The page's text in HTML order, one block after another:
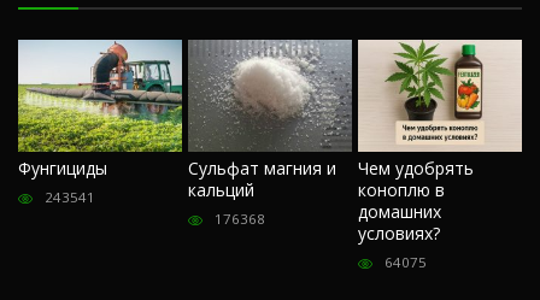
Фунгициды
243541
Сульфат магния и
кальций
176368
Чем удобрять
коноплю в
домашних
условиях?
64075